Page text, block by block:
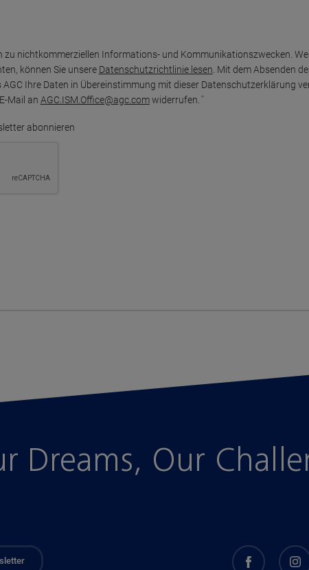
zu nichtkommerziellen Informations- und Kommunikationszwecken.
können Sie unsere Datenschutzrichtlinie lesen . Mit dem Absenden
Ihre Daten in Übereinstimmung mit dieser Datenschutzerklärung
Mail an AGC.ISM.Office@agc.comwiderrufen.
abonnieren
Dreams, Our